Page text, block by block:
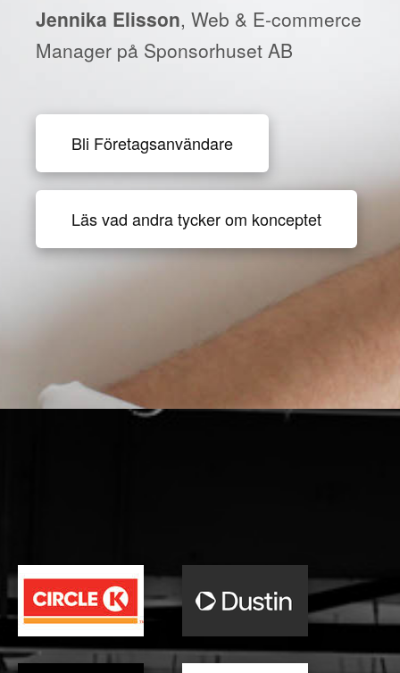
Jennika Elisson, Web & E-commerce
Manager på Sponsorhuset AB
Bli Företagsanvändare
Läs vad andra tycker om konceptet